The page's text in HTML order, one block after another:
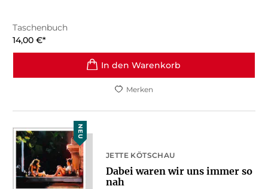
Taschenbuch
14,00 €*
In den Warenkorb
Merken
NEU
JETTE KÖTSCHAU
Dabei waren wir uns immer so
nah